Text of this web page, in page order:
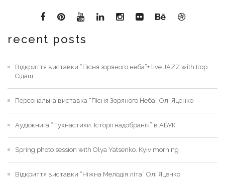
recent posts
Відкриття виставки “Пісня зоряного неба”+ live JAZZ with Ігор
Сідаш
Персональна виставка “Пісня Зоряного Неба” Олі Яценко
Аудіокнига “Пухнастики. Історії надобраніч” в АБУК
Spring photo session with Olya Yatsenko. Kyiv morning
Відкриття виставки “Ніжна Мелодія літа” Олі Яценко